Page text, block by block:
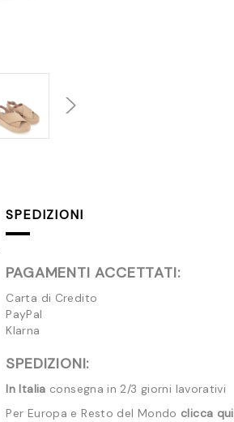
SPEDIZIONI
PAGAMENTI ACCETTATI:
Carta di Credito
PayPal
Klarna
SPEDIZIONI:
In Italia consegna in 2/3 giorni lavorativi
Per Europa e Resto del Mondo clicca qui